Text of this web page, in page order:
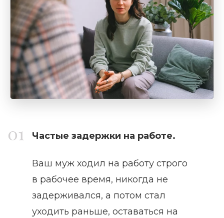
Частые задержки на работе.
Ваш муж ходил на работу строго
в рабочее время, никогда не
задерживался, а потом стал
уходить раньше, оставаться на